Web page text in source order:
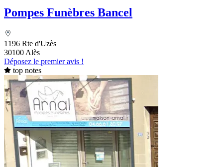
Pompes Funèbres Bancel
1196 Rte d'Uzès
30100 Alès
Déposez le premier avis !
top notes